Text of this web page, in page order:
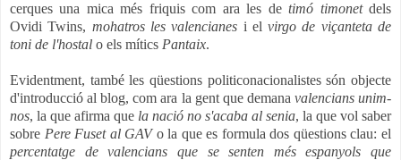
cerques una mica més friquis com ara les detimó timonetdels
Ovidi Twins, mohatros les valencianes i elvirgo de viçanteta de
toni de l'hostal o els mítics Pantaix.
Evidentment, també les qüestions politiconacionalistes són objecte
d'introducció al blog, com ara la gent que demana valencians unim-
nos, la que afirma que la nació no s'acaba al senia, la que vol saber
sobre Pere Fuset al GAVo la que es formula dos qüestions clau: el
percentatge de valencians que se senten més espanyols que